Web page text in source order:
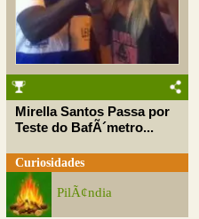
Mirella Santos Passa por
Teste do BafÃ´metro...
Curiosidades
PilÃ¢ndia